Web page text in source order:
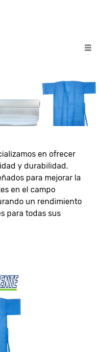
en ofrecer
y durabilidad.
para mejorar la
en el campo
un rendimiento
para todas sus